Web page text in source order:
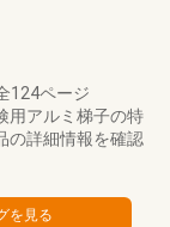
124ページ
用アルミ梯子の特
の詳細情報を確認